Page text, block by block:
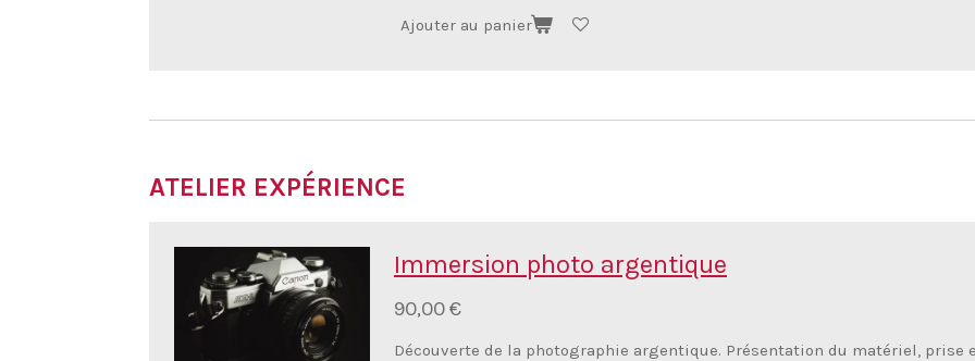
Ajouter au panier
ATELIER EXPÉRIENCE
Immersion photo argentique
90,00 €
Découverte de la photographie argentique. Présentation du matériel, prise